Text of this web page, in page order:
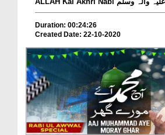
Duration: 00:24:26
Created Date: 22-10-2020